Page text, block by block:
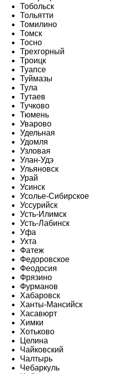
Тобольск
Тольятти
Томилино
Томск
Тосно
Трехгорный
Троицк
Туапсе
Туймазы
Тула
Тутаев
Тучково
Тюмень
Уварово
Удельная
Удомля
Узловая
Улан-Удэ
Ульяновск
Урай
Усинск
Усолье-Сибирское
Уссурийск
Усть-Илимск
Усть-Лабинск
Уфа
Ухта
Фатеж
Федоровское
Феодосия
Фрязино
Фурманов
Хабаровск
Ханты-Мансийск
Хасавюрт
Химки
Хотьково
Целина
Чайковский
Чалтырь
Чебаркуль